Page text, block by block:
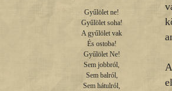
Gyűlölet ne!
Gyűlölet soha!
A gyűlölet vak
És ostoba!
Gyűlölet Ne!
Sem jobbról,
Sem balról,
Sem hátulról,